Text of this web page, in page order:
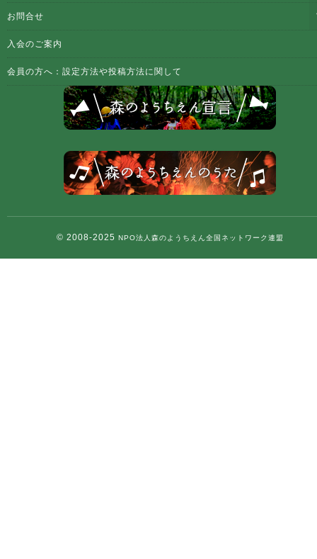
お問合せ
入会のご案内
会員の方へ：設定方法や投稿方法に関して
© 2008-2025 NPO法人森のようちえん全国ネットワーク連盟